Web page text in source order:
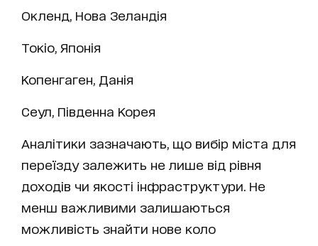
Окленд, Нова Зеландія
Токіо, Японія
Копенгаген, Данія
Сеул, Південна Корея
Аналітики зазначають, що вибір міста для
переїзду залежить не лише від рівня
доходів чи якості інфраструктури. Не
менш важливими залишаються
можливість знайти нове коло